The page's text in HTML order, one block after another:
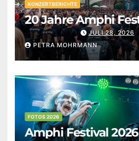
KONZERTBERICHTE
20 Jahre Amphi
JULI 28, 2026
PETRA MOHRMANN
FOTOS 2026
Amphi Festival 2026